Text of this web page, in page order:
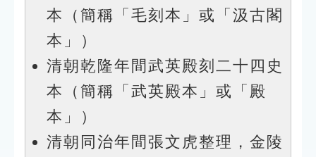
本（簡稱「毛刻本」或「汲古閣
本」）
清朝乾隆年間武英殿刻二十四史
本（簡稱「武英殿本」或「殿
本」）
清朝同治年間張文虎整理，金陵